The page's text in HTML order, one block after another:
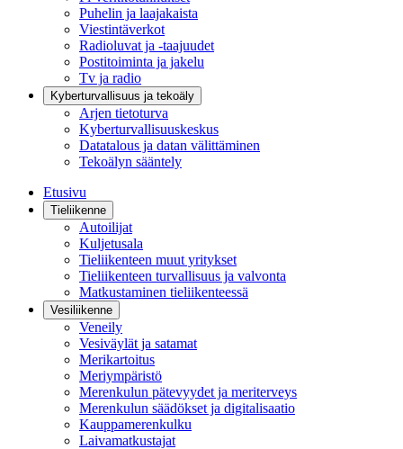
Puhelin ja laajakaista
Viestintäverkot
Radioluvat ja -taajuudet
Postitoiminta ja jakelu
Tv ja radio
Kyberturvallisuus ja tekoäly
Arjen tietoturva
Kyberturvallisuuskeskus
Datatalous ja datan välittäminen
Tekoälyn sääntely
Etusivu
Tieliikenne
Autoilijat
Kuljetusala
Tieliikenteen muut yritykset
Tieliikenteen turvallisuus ja valvonta
Matkustaminen tieliikenteessä
Vesiliikenne
Veneily
Vesiväylät ja satamat
Merikartoitus
Meriympäristö
Merenkulun pätevyydet ja meriterveys
Merenkulun säädökset ja digitalisaatio
Kauppamerenkulku
Laivamatkustajat